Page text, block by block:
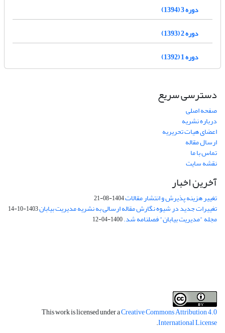
دوره 3 (1394)
دوره 2 (1393)
دوره 1 (1392)
دسترسی سریع
صفحه اصلی
درباره نشریه
اعضای هیات تحریریه
ارسال مقاله
تماس با ما
نقشه سایت
آخرین اخبار
تغییر هزینه پذیرش و انتشار مقالات1404-08-21
تغییرات جدید در شیوه نگارش مقاله ارسالی به نشریه مدیریت بیابان1403-10-14
مجله "مدیریت بیابان" فصلنامه شد.1400-04-12
This work is licensed under aCreative Commons Attribution 4.0
International License
.